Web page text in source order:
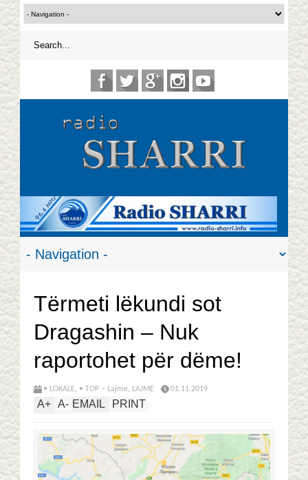
Tërmeti lëkundi sot
Dragashin – Nuk
raportohet për dëme!
• LOKALE, • TOP – Lajme, LAJME 01.11.2019
A+ A- EMAIL PRINT